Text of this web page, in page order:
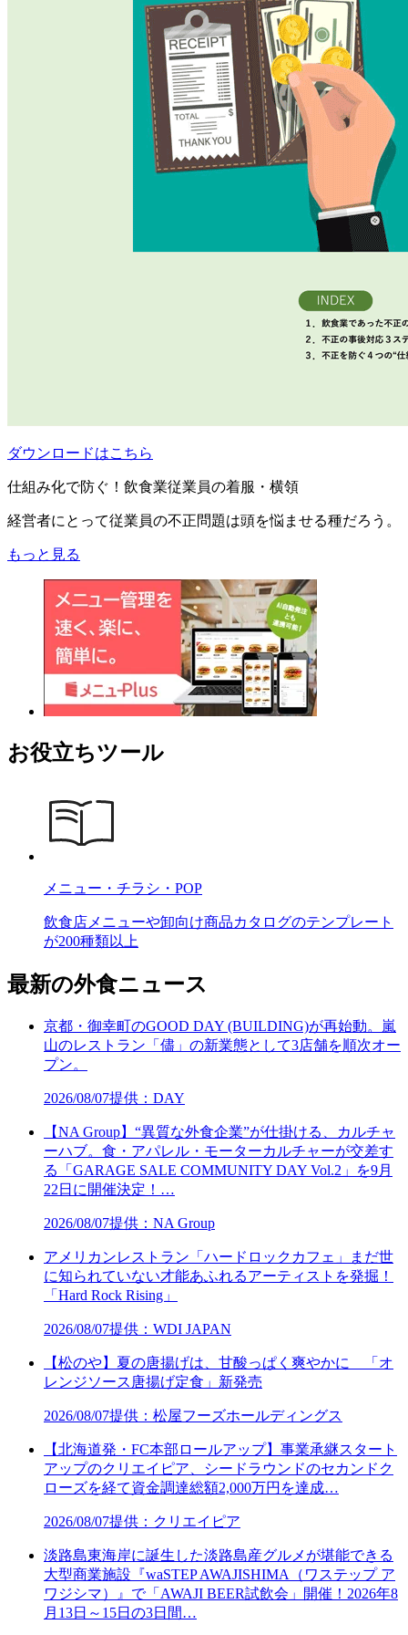
ダウンロードはこちら
仕組み化で防ぐ！飲食業従業員の着服・横領
経営者にとって従業員の不正問題は頭を悩ませる種だろう。
もっと見る
お役立ちツール
メニュー・チラシ・POP
飲食店メニューや卸向け商品カタログのテンプレート
が200種類以上
最新の外食ニュース
京都・御幸町のGOOD DAY (BUILDING)が再始動。嵐
山のレストラン「儘」の新業態として3店舗を順次オー
プン。
2026/08/07提供：DAY
【NA Group】“異質な外食企業”が仕掛ける、カルチャ
ーハブ。食・アパレル・モーターカルチャーが交差す
る「GARAGE SALE COMMUNITY DAY Vol.2」を9月
22日に開催決定！…
2026/08/07提供：NA Group
アメリカンレストラン「ハードロックカフェ」まだ世
に知られていない才能あふれるアーティストを発掘！
「Hard Rock Rising」
2026/08/07提供：WDI JAPAN
【松のや】夏の唐揚げは、甘酸っぱく爽やかに 「オ
レンジソース唐揚げ定食」新発売
2026/08/07提供：松屋フーズホールディングス
【北海道発・FC本部ロールアップ】事業承継スタート
アップのクリエイピア、シードラウンドのセカンドク
ローズを経て資金調達総額2,000万円を達成…
2026/08/07提供：クリエイピア
淡路島東海岸に誕生した淡路島産グルメが堪能できる
大型商業施設『waSTEP AWAJISHIMA（ワステップ ア
ワジシマ）』で「AWAJI BEER試飲会」開催！2026年8
月13日～15日の3日間…